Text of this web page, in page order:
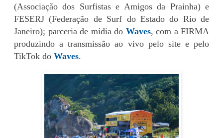
(Associação dos Surfistas e Amigos da Prainha) e
FESERJ (Federação de Surf do Estado do Rio de
Janeiro); parceria de mídia do Waves, com a FIRMA
produzindo a transmissão ao vivo pelo site e pelo
TikTok do Waves.